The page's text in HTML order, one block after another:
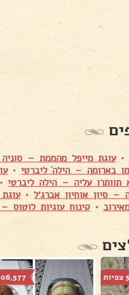
•עוגת מייפל מהממת – סוניה
בארומה – הילה ליברטי •
עליה – הילה ליברטי
– סיון אוחיון אברג׳ל •
• קינוח עוגיות לוטוס
106,577